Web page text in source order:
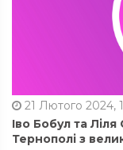
21 Лютого 2024,
Іво Бобул та
Тернополі з